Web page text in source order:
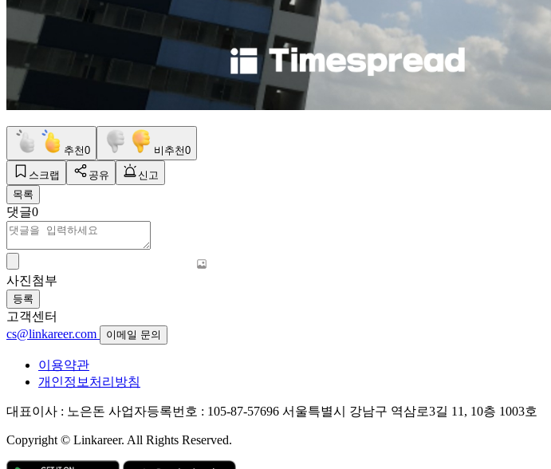
추천0 비추천0
스크랩 공유
신고
목록
댓글0
사진첨부
등록
고객센터
cs@linkareer.com
이메일 문의
이용약관
개인정보처리방침
대표이사 : 노은돈 사업자등록번호 : 105-87-57696 서울특별시 강남구 역삼로3길 11, 10층 1003호
Copyright © Linkareer. All Rights Reserved.